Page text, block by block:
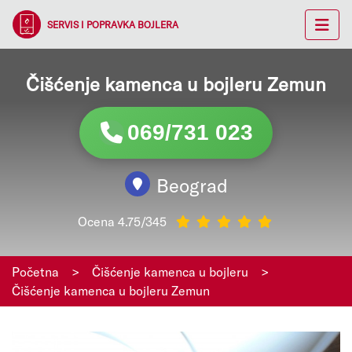
SERVIS I POPRAVKA BOJLERA
Čišćenje kamenca u bojleru Zemun
069/731 023
Beograd
Ocena 4.75/345
Početna > Čišćenje kamenca u bojleru
>
Čišćenje kamenca u bojleru Zemun